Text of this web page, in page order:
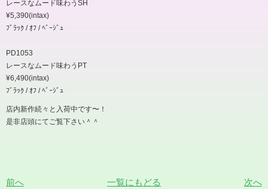
レースなムード味わうSH
¥5,390(intax)
ﾌﾞﾗｯｸ / ｵﾌ / ﾍﾞｰｼﾞｭ
PD1053
レースなムード味わうPT
¥6,490(intax)
ﾌﾞﾗｯｸ / ｵﾌ / ﾍﾞｰｼﾞｭ
店内新作続々と入荷中です〜！
是非店頭にてご覧下さい＾＾
前へ 一覧にもどる 次へ